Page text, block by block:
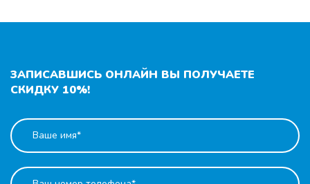
ЗАПИСАВШИСЬ ОНЛАЙН ВЫ ПОЛУЧАЕТЕ
СКИДКУ 10%!